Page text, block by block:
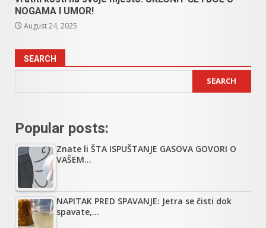
NOGAMA I UMOR!
August 24, 2025
SEARCH
SEARCH
Popular posts:
Znate li ŠTA ISPUŠTANJE GASOVA GOVORI O
VAŠEM…
NAPITAK PRED SPAVANJE: Jetra se čisti dok
spavate,…